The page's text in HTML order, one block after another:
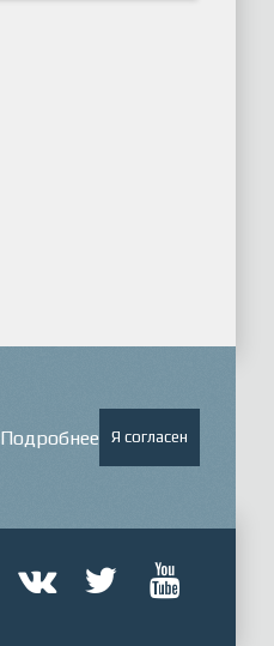
Подробнее Я согласен